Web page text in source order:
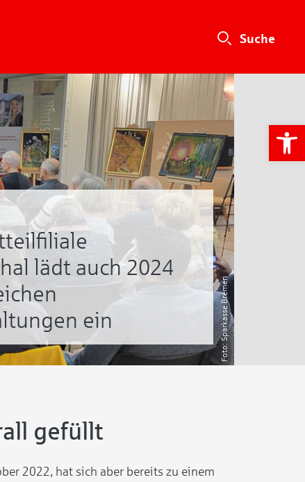
Sparkasse Bremen
lädt auch 2024
ein
gefüllt
2022, hat sich aber bereits zu einem